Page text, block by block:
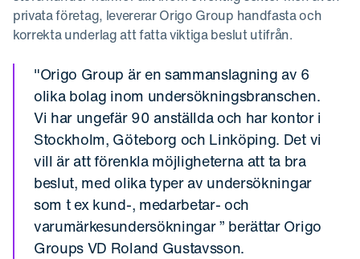
privata företag, levererar Origo Group handfasta och
korrekta underlag att fatta viktiga beslut utifrån.
"Origo Group är en sammanslagning av 6
olika bolag inom undersökningsbranschen.
Vi har ungefär 90 anställda och har kontor i
Stockholm, Göteborg och Linköping. Det vi
vill är att förenkla möjligheterna att ta bra
beslut, med olika typer av undersökningar
som t ex kund-, medarbetar- och
varumärkesundersökningar ” berättar Origo
Groups VD Roland Gustavsson.